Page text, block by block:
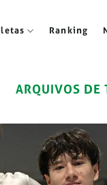
Ranking
ARQUIVOS DE